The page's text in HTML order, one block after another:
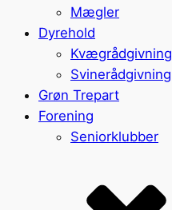
Mægler
Dyrehold
Kvægrådgivning
Svinerådgivning
Grøn Trepart
Forening
Seniorklubber